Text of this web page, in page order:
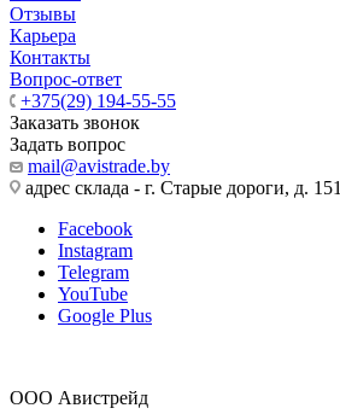
Отзывы
Карьера
Контакты
Вопрос-ответ
+375(29) 194-55-55
Заказать звонок
Задать вопрос
mail@avistrade.by
адрес склада - г. Старые дороги, д.
Facebook
Instagram
Telegram
YouTube
Google Plus
ООО Авистрейд